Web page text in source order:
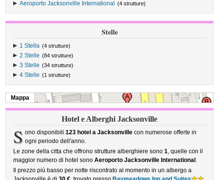
Aeroporto Jacksonville International (4 strutture)
Stelle
1 Stella (4 strutture)
2 Stelle (84 strutture)
3 Stelle (34 strutture)
4 Stelle (1 strutture)
Mappa
Hotel e Alberghi Jacksonville
S ono disponibili 123 hotel a Jacksonvillecon numerose offerte in
ogni periodo dell'anno.
Le zone della citta che offrono strutture alberghiere sono1, quelle con il
maggior numero di hotel sonoAeroporto Jacksonville International .
Il prezzo più basso per notte riscontrato al momento in un albergo a